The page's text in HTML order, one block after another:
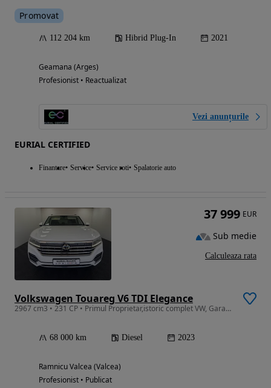
Promovat
112 204 km Hibrid Plug-In 2021
Geamana (Arges)
Profesionist • Reactualizat
Vezi anunțurile
EURIAL CERTIFIED
Finantare Service Service roti Spalatorie auto
Volkswagen Touareg V6 TDI Elegance
2967 cm3 • 231 CP • Primul Proprietar,istoric complet VW, Garantie
68 000 km Diesel 2023
Ramnicu Valcea (Valcea)
Profesionist • Publicat
37 999 EUR
Sub medie
Calculeaza rata